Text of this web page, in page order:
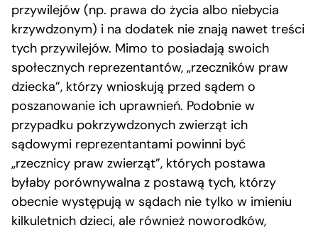
przywilejów (np. prawa do życia albo niebycia
krzywdzonym) i na dodatek nie znają nawet treści
tych przywilejów. Mimo to posiadają swoich
społecznych reprezentantów, „rzeczników praw
dziecka”, którzy wnioskują przed sądem o
poszanowanie ich uprawnień. Podobnie w
przypadku pokrzywdzonych zwierząt ich
sądowymi reprezentantami powinni być
„rzecznicy praw zwierząt”, których postawa
byłaby porównywalna z postawą tych, którzy
obecnie występują w sądach nie tylko w imieniu
kilkuletnich dzieci, ale również noworodków,